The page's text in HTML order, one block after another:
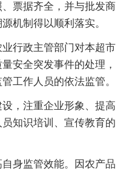
票据齐全，并与批发商
机制得以顺利落实。
行政主管部门对本超市
安全突发事件的处理，
工作人员的依法监管。
，注重企业形象、提高
知识培训、宣传教育的
身监管效能。因农产品